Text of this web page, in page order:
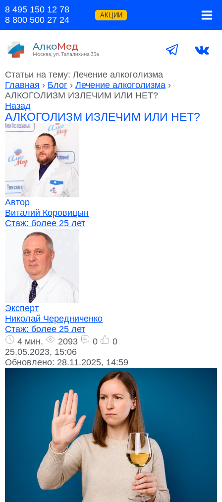
Перейти
содержимому
8 495 150 12 78
8 800 500 27 24
АКЦИИ
Статьи на тему: Лечение алкоголизма
Главная › Блог › Лечение алкоголизма ›
АЛКОГОЛИЗМ ИЗЛЕЧИМ ИЛИ НЕТ?
Назад
АЛКОГОЛИЗМ ИЗЛЕЧИМ ИЛИ НЕТ?
Автор
Виталий Коровицын
Стаж: более 25 лет
Эксперт
Николай Чередниченко
Стаж: более 25 лет
4 мин.
2093 0
0
25.05.2023, 15:06
Обновлено: 28.11.2025, 14:59